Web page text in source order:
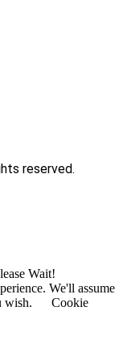
reserved.
We'll assume
wish.
Cookie